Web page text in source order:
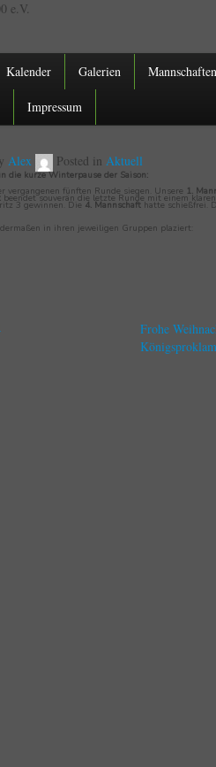
e.V.
Kalender Galerien
Impressum
Alex Posted in Aktuell
die kurze Winterpause der Saison:
vergangenen fünften Runde siegen. Unsere 1.
beendet souverän die letzte Runde mit einem
3 gewinnen. Die4. Mannschafthatte schießfrei.
in ihren jeweiligen Gruppen plaziert:
Frohe